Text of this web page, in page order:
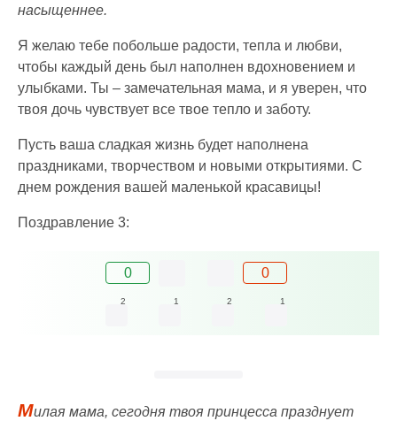
насыщеннее.
Я желаю тебе побольше радости, тепла и любви,
чтобы каждый день был наполнен вдохновением и
улыбками. Ты – замечательная мама, и я уверен, что
твоя дочь чувствует все твое тепло и заботу.
Пусть ваша сладкая жизнь будет наполнена
праздниками, творчеством и новыми открытиями. С
днем рождения вашей маленькой красавицы!
Поздравление 3:
0 0
2 1 2 1
Милая мама, сегодня твоя принцесса празднует